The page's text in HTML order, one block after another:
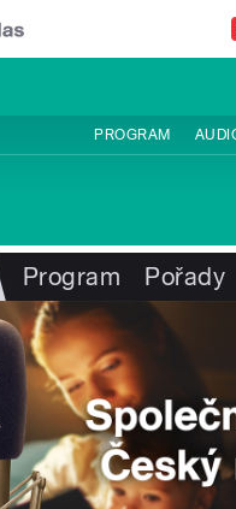
obsahu
PROGRAM
Program Pořady